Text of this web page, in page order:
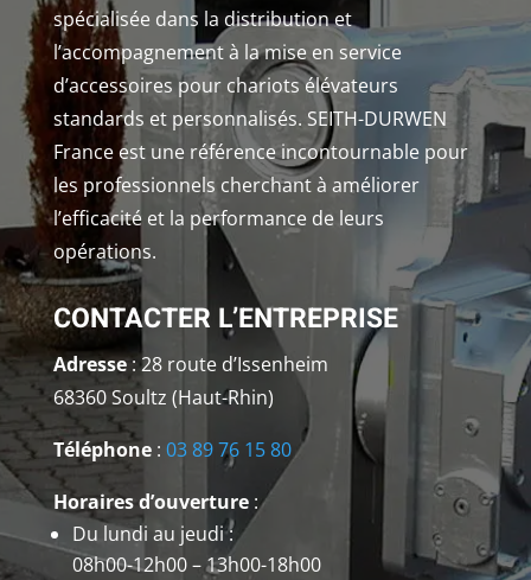
spécialisée dans la distribution et
l’accompagnement à la mise en service
d’accessoires pour chariots élévateurs
standards et personnalisés. SEITH-DURWEN
France est une référence incontournable pour
les professionnels cherchant à améliorer
l’efficacité et la performance de leurs
opérations.
CONTACTER L’ENTREPRISE
Adresse: 28 route d’Issenheim
68360 Soultz (Haut-Rhin)
Téléphone: 03 89 76 15 80
Horaires d’ouverture:
Du lundi au jeudi :
08h00-12h00 – 13h00-18h00